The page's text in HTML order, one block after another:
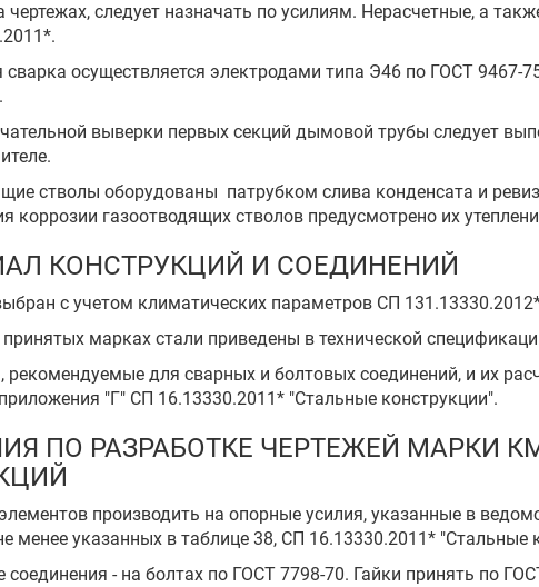
чертежах, следует назначать по усилиям. Нерасчетные, а
осуществляется электродами типа Э46 по ГОСТ 9467-
выверки первых секций дымовой трубы следует
стволы оборудованы патрубком слива конденсата и
коррозии газоотводящих стволов предусмотрено их
КОНСТРУКЦИЙ И СОЕДИНЕНИЙ
с учетом климатических параметров СП
марках стали приведены в технической
для сварных и болтовых соединений, и их
"Г" СП 16.13330.2011* "Стальные конструкции".
ПО РАЗРАБОТКЕ ЧЕРТЕЖЕЙ МАРКИ
производить на опорные усилия, указанные в
менее указанных в таблице 38, СП 16.13330.2011* "Стальные
- на болтах по ГОСТ 7798-70. Гайки принять по